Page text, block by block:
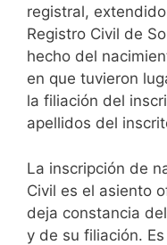
registral,
Registro Civil de
hecho del
en que tuvieron
la filiación del
apellidos del
La inscripción de
Civil es el asiento
deja constancia
y de su filiación.